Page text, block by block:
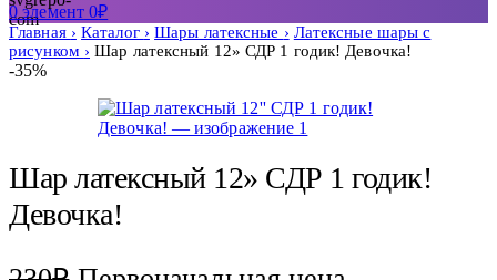
0элемент 0₽
Главная Каталог Шары латексные
Латексные шары с
рисунком
Шар латексный 12» СДР 1 годик! Девочка!
-35%
Шар латексный 12» СДР 1 годик!
Девочка!